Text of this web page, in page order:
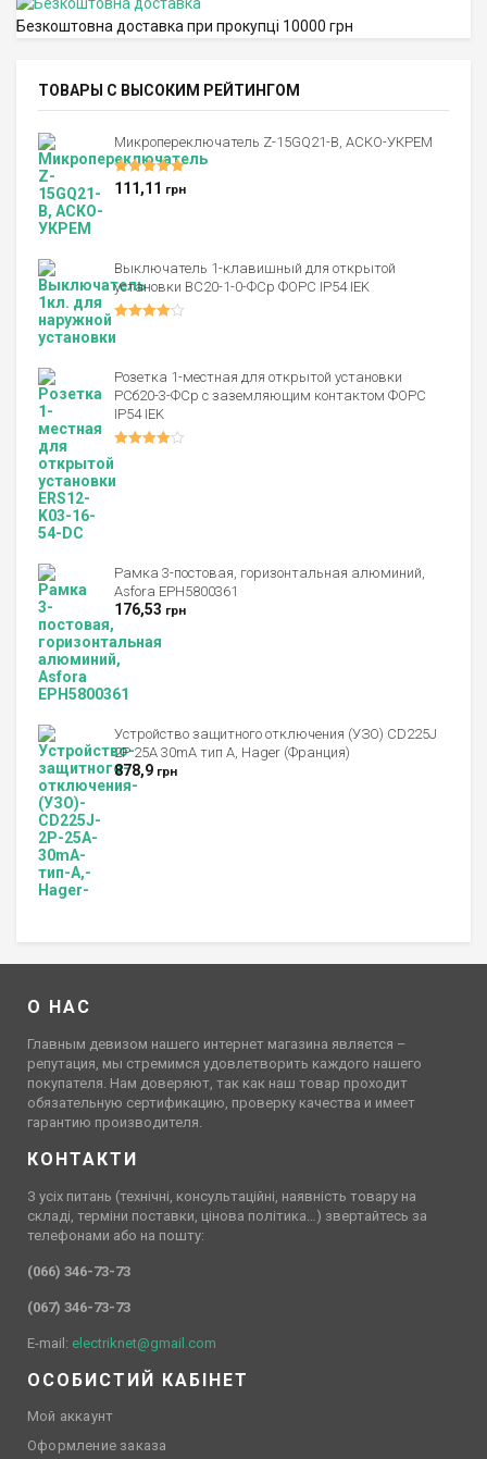
Безкоштовна доставка при прокупці 10000 грн
ТОВАРЫ С ВЫСОКИМ РЕЙТИНГОМ
Микропереключатель Z-15GQ21-B, АСКО-УКРЕМ
Оценка5.00
111,11 грн
Выключатель 1-клавишный для открытой
установки ВС20-1-0-ФСр ФОРС IP54 IEK
4.00
Розетка 1-местная для открытой установки
РСб20-3-ФСр с заземляющим контактом ФОРС
IP54 IEK
Рамка 3-постовая, горизонтальная алюминий,
Asfora EPH5800361
176,53 грн
Устройство защитного отключения (УЗО) CD225J
2P 25A 30mA тип A, Hager (Франция)
878,9 грн
О НАС
Главным девизом нашего интернет магазина является –
репутация, мы стремимся удовлетворить каждого нашего
покупателя. Нам доверяют, так как наш товар проходит
обязательную сертификацию, проверку качества и имеет
гарантию производителя.
КОНТАКТИ
З усіх питань (технічні, консультаційні, наявність товару на
складі, терміни поставки, цінова політика…) звертайтесь за
телефонами або на пошту:
(066) 346-73-73
(067) 346-73-73
E-mail: electriknet@gmail.com
ОСОБИСТИЙ КАБІНЕТ
Мой аккаунт
Оформление заказа